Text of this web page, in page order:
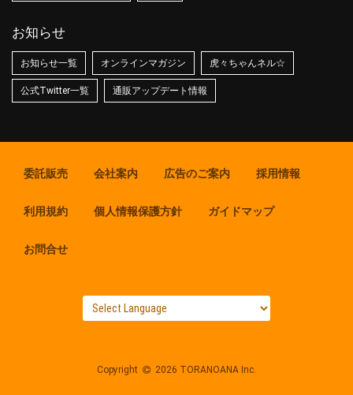
お知らせ
お知らせ一覧 オンラインマガジン 虎々ちゃんネル☆
公式Twitter一覧 通販アップデート情報
委託販売 会社案内 広告のご案内 採用情報
利用規約 個人情報保護方針 ガイドマップ
お問合せ
Copyright 2026 TORANOANA Inc.